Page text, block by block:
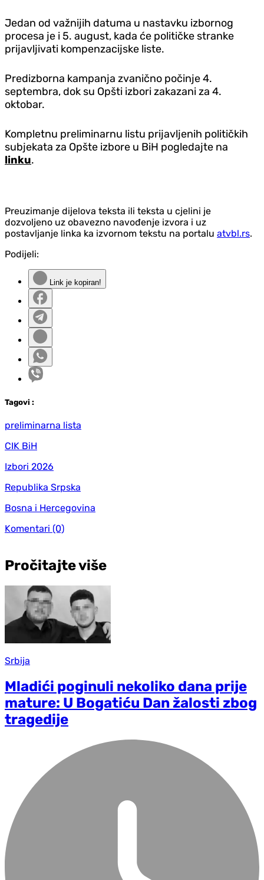
Jedan od važnijih datuma u nastavku izbornog
procesa je i 5. august, kada će političke stranke
prijavljivati kompenzacijske liste.
Predizborna kampanja zvanično počinje 4.
septembra, dok su Opšti izbori zakazani za 4.
oktobar.
Kompletnu preliminarnu listu prijavljenih političkih
subjekata za Opšte izbore u BiH pogledajte na
linku.
Preuzimanje dijelova teksta ili teksta u cjelini je
dozvoljeno uz obavezno navođenje izvora i uz
postavljanje linka ka izvornom tekstu na portalu atvbl.rs.
Podijeli:
Link je kopiran!
Tagovi :
preliminarna lista
CIK BiH
Izbori 2026
Republika Srpska
Bosna i Hercegovina
Komentari (0)
Pročitajte više
Srbija
Mladići poginuli nekoliko dana prije
mature: U Bogatiću Dan žalosti zbog
tragedije